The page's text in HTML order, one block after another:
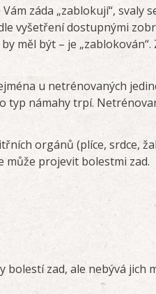
záda „zablokují“,
vyšetření dostupnými
měl být – je
u netrénovaných
typ námahy trpí.
orgánů (plíce, srdce,
může projevit bolestmi zad.
bolestí zad, ale nebývá jich